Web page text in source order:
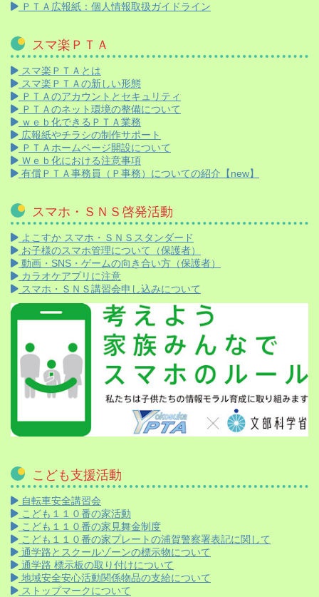
ＰＴＡ広報紙：個人情報取扱ガイドライン
スマ楽ＰＴＡ
スマ楽ＰＴＡとは
スマ楽ＰＴＡの新しい形態
ＰＴＡのアカウントとセキュリティ
ＰＴＡのネット環境の整備について
ｗｅｂ化できるＰＴＡ業務
広報紙やチラシの制作サポート
ＰＴＡホームページ開設について
Ｗｅｂ化における注意事項
有償ＰＴＡ事務員（Ｐ事務）についての紹介【new】
スマホ・ＳＮＳ啓発活動
よこすか スマホ・ＳＮＳスタンダード
お子様のスマホ管理について（保護者）
動画・SNS・ゲームの向き合い方（保護者）
カラオケアプリに注意
スマホ・ＳＮＳ講習会申し込みについて
こども支援活動
自転車安全講習会
こども１１０番の家活動
こども１１０番の家見舞金制度
こども１１０番の家プレートの浦賀警察署表記に関して
通学路とスクールゾーンの標示物について
通学路 標示板の取り付けについて
地域安全安心活動関係物品の支給について
ストップマークについて